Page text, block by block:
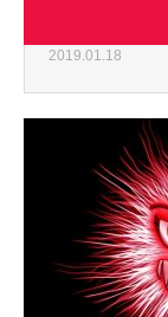
2019.01.18